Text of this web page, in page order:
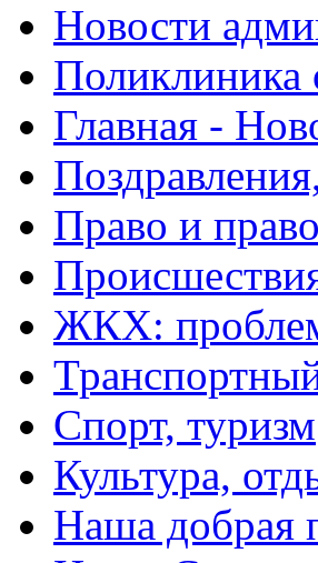
Новости
Поликлиника
Главная -
Право и
ЖКХ:
Спорт, туризм
Культура,
Наша добрая